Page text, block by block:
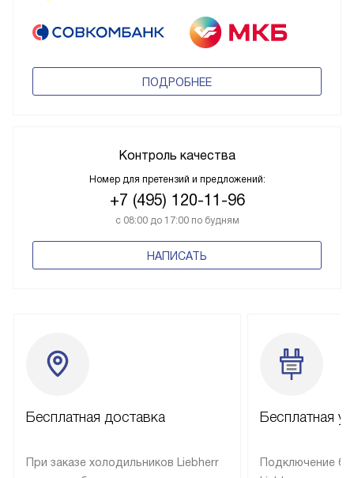
ПОДРОБНЕЕ
Контроль качества
Номер для претензий и предложений:
+7 (495) 120-11-96
с 08:00 до 17:00 по будням
НАПИСАТЬ
Бесплатная доставка
При заказе холодильников Liebherr
Бесплатная
Подключение